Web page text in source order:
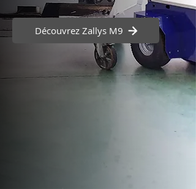
Découvrez Zallys M9